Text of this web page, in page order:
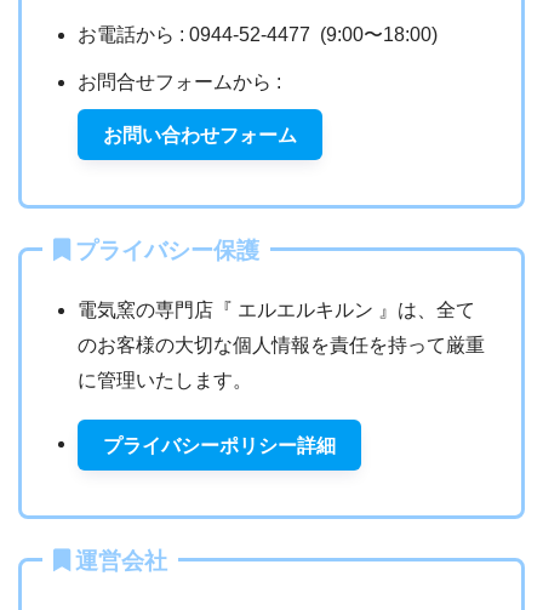
お電話から : 0944-52-4477 (9:00〜18:00)
お問合せフォームから :
お問い合わせフォーム
プライバシー保護
電気窯の専門店『 エルエルキルン 』は、全て
のお客様の大切な個人情報を責任を持って厳重
に管理いたします。
プライバシーポリシー詳細
運営会社